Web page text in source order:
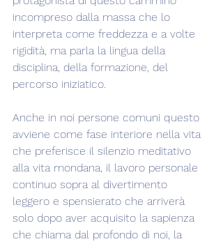
incompreso dalla massa che lo
interpreta come freddezza e a volte
rigidità, ma parla la lingua della
disciplina, della formazione, del
percorso iniziatico.
Anche in noi persone comuni questo
avviene come fase interiore nella vita
che preferisce il silenzio meditativo
alla vita mondana, il lavoro personale
continuo sopra al divertimento
leggero e spensierato che arriverà
solo dopo aver acquisito la sapienza
che chiama dal profondo di noi, la